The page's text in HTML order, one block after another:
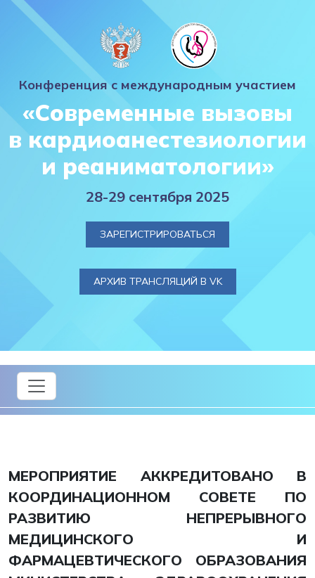
Конференция с международным участием
«Современные вызовы
в кардиоанестезиологии
и реаниматологии»
28-29 сентября 2025
ЗАРЕГИСТРИРОВАТЬСЯ
АРХИВ ТРАНСЛЯЦИЙ В VK
МЕРОПРИЯТИЕ АККРЕДИТОВАНО В
КООРДИНАЦИОННОМ СОВЕТЕ ПО
РАЗВИТИЮ НЕПРЕРЫВНОГО
МЕДИЦИНСКОГО И
ФАРМАЦЕВТИЧЕСКОГО ОБРАЗОВАНИЯ